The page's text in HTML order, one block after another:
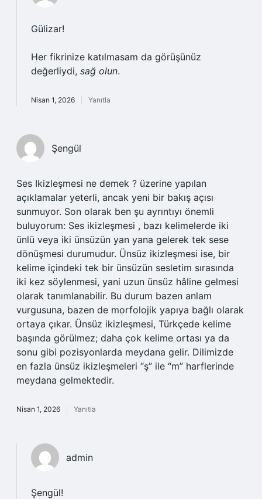
Gülizar!
Her fikrinize katılmasam da görüşünüz
değerliydi, sağ olun.
Nisan 1, 2026 Yanıtla
Şengül
Ses Ikizleşmesi ne demek ? üzerine yapılan
açıklamalar yeterli, ancak yeni bir bakış açısı
sunmuyor. Son olarak ben şu ayrıntıyı önemli
buluyorum: Ses ikizleşmesi , bazı kelimelerde iki
ünlü veya iki ünsüzün yan yana gelerek tek sese
dönüşmesi durumudur. Ünsüz ikizleşmesi ise, bir
kelime içindeki tek bir ünsüzün sesletim sırasında
iki kez söylenmesi, yani uzun ünsüz hâline gelmesi
olarak tanımlanabilir. Bu durum bazen anlam
vurgusuna, bazen de morfolojik yapıya bağlı olarak
ortaya çıkar. Ünsüz ikizleşmesi, Türkçede kelime
başında görülmez; daha çok kelime ortası ya da
sonu gibi pozisyonlarda meydana gelir. Dilimizde
en fazla ünsüz ikizleşmeleri “ş” ile “m” harflerinde
meydana gelmektedir.
Nisan 1, 2026 Yanıtla
admin
Şengül!